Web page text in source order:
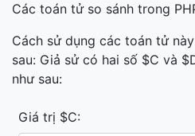
Các toán tử so sánh trong
Cách sử dụng các toán tử
sau: Giả sử có hai số $C và
như sau:
Giá trị $C: